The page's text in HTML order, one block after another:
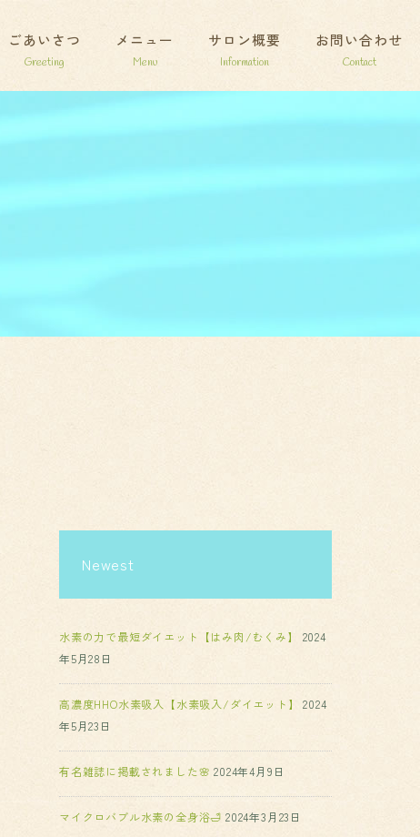
ごあいさつ メニュー サロン概要 お問い合わせ
Newest
水素の力で最短ダイエット【はみ肉/むくみ】
2024
年5月28日
高濃度HHO水素吸入【水素吸入/ダイエット】
2024
年5月23日
有名雑誌に掲載されました🌸 2024年4月9日
マイクロバブル水素の全身浴🛁 2024年3月23日